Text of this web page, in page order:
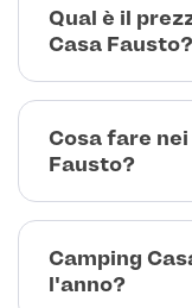
Qual è il
Casa Fausto?
Cosa fare
Fausto?
Camping
l'anno?